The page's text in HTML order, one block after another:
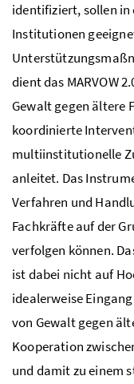
identifiziert, sollen
Institutionen
dient das MARVOW
Gewalt gegen ältere
koordinierte
multiinstitutionelle
anleitet. Das
Verfahren und
Fachkräfte auf der
verfolgen können.
ist dabei nicht auf
idealerweise
von Gewalt gegen
Kooperation
und damit zu einem